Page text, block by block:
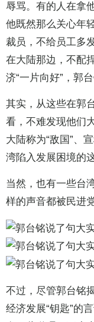
辱骂。有的人在拿
他既然那么关心年
裁员，不给员工多
在大陆那边，不配
济“一片向好”，郭
其实，从这些在郭
看，不难发现他们
大陆称为“敌国”、
湾陷入发展困境的
当然，也有一些台
样的声音都被民进
不过，尽管郭台铭
经济发展“钥匙”的